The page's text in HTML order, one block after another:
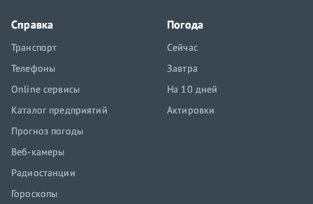
Справка
Транспорт
Телефоны
Online сервисы
Каталог предприятий
Прогноз погоды
Веб-камеры
Радиостанции
Гороскопы
Погода
Сейчас
Завтра
На 10 дней
Актировки